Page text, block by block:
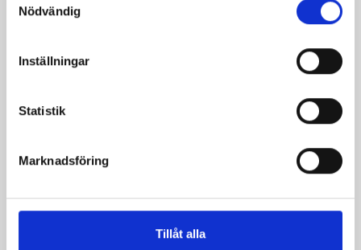
Nödvändig
Inställningar
Statistik
Marknadsföring
Tillåt alla
Bäst i test: Norrmejeriers laktosfria
mjölk
är bäst i smaktest när norrlänningarna sagt sitt. Fler än